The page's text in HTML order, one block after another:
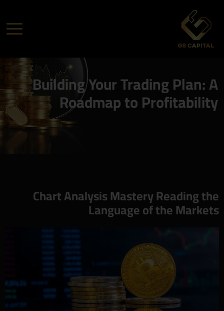
Building Your Trading Plan: A
Roadmap to Profitability
Chart Analysis Mastery Reading the
Language of the Markets